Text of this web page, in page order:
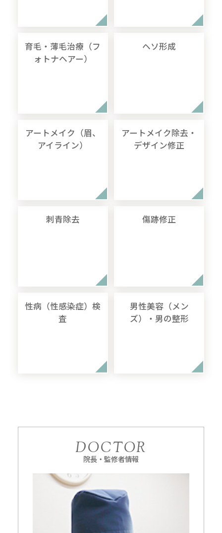
育毛・薄毛治療（フ
ォトナヘアー）
ヘソ形成
アートメイク（眉、
アイライン）
アートメイク除去・
デザイン修正
刺青除去 傷跡修正
性病（性感染症）検
査
男性美容（メン
ズ）・男の整形
DOCTOR
院長・監修者情報